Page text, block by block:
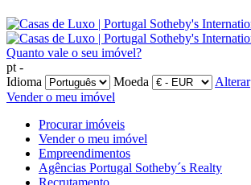
Quanto vale o seu imóvel?
pt -
Idioma
Moeda
Alterar
Vender o meu imóvel
Procurar imóveis
Vender o meu imóvel
Empreendimentos
Agências Portugal Sotheby´s Realty